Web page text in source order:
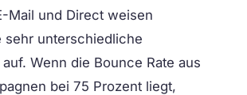
Mail und Direct weisen
sehr unterschiedliche
Wenn die Bounce Rate aus
bei 75 Prozent liegt,